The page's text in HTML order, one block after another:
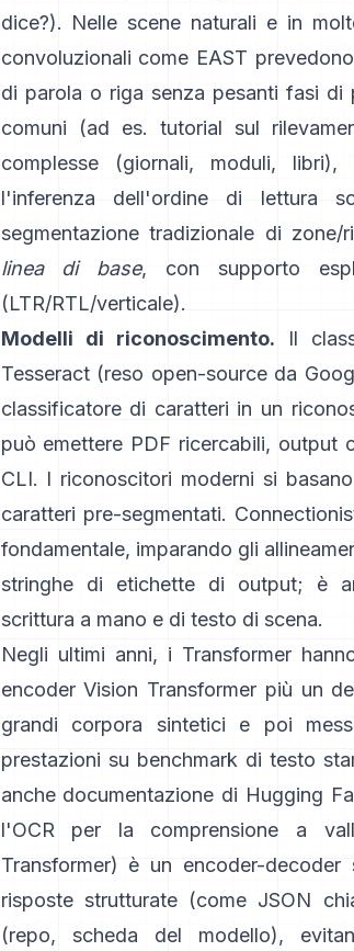
dice?). Nelle scene naturali e in
convoluzionali come EAST
di parola o riga senza pesanti fasi
comuni (ad es.
tutorial sul
complesse (giornali, moduli,
l'inferenza dell'ordine di lettura
segmentazione tradizionale di
linea di base, con supporto
(LTR/RTL/verticale).
Modelli di riconoscimento. Il
Tesseract (reso open-source da
classificatore di caratteri in un
può emettere PDF ricercabili, output
CLI. I riconoscitori moderni si
caratteri pre-segmentati.
fondamentale, imparando gli
stringhe di etichette di output; è
scrittura a mano e di testo di scena.
Negli ultimi anni, i Transformer
encoder Vision Transformer più un
grandi corpora sintetici e poi
prestazioni su benchmark di testo
anche documentazione di Hugging
l'OCR per la comprensione a
Transformer) è un encoder-decoder
risposte strutturate (come JSON
(repo, scheda del modello),